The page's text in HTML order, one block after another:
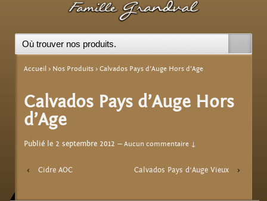
Accueil › Nos Produits › Calvados Pays d’Auge Hors d’Age
Calvados Pays d’Auge Hors
d’Age
Publié le 2 septembre 2012 — Aucun commentaire ↓
‹ Cidre AOC Calvados Pays d’Auge Vieux ›